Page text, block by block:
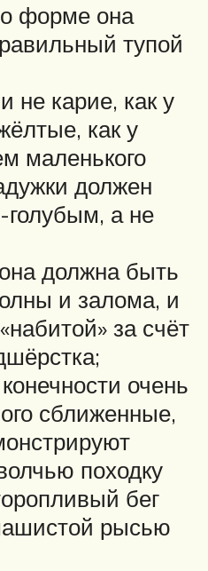
форме она
тупой
не карие, как у
как у
маленького
должен
а не
должна быть
и залома, и
за счёт
очень
сближенные,
походку
бег
рысью